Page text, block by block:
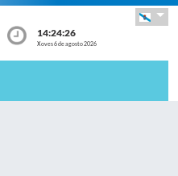
14:24:26
Xoves 6 de agosto 2026